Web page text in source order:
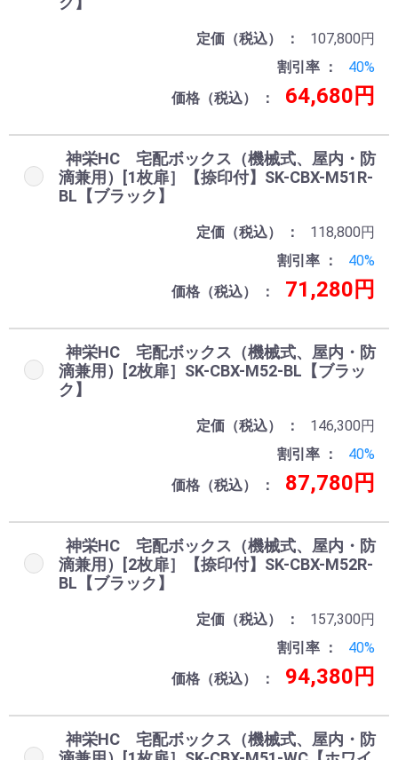
定価（税込）
107,800円
割引率
40%
価格（税込）
64,680円
神栄HC 宅配ボックス（機械式、屋内・防
滴兼用）[1枚扉］【捺印付】SK-CBX-M51R-
BL【ブラック】
定価（税込）
118,800円
割引率
40%
価格（税込）
71,280円
神栄HC 宅配ボックス（機械式、屋内・防
滴兼用）[2枚扉］SK-CBX-M52-BL【ブラッ
ク】
定価（税込）
146,300円
割引率
40%
価格（税込）
87,780円
神栄HC 宅配ボックス（機械式、屋内・防
滴兼用）[2枚扉］【捺印付】SK-CBX-M52R-
BL【ブラック】
定価（税込）
157,300円
割引率
40%
価格（税込）
94,380円
神栄HC 宅配ボックス（機械式、屋内・防